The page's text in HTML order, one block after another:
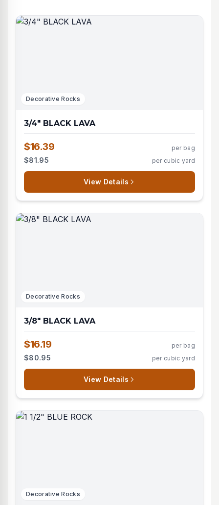
Decorative Rocks
3/4" BLACK LAVA
$16.39 per bag
$81.95 per cubic yard
View Details
Decorative Rocks
3/8" BLACK LAVA
$16.19 per bag
$80.95 per cubic yard
View Details
Decorative Rocks